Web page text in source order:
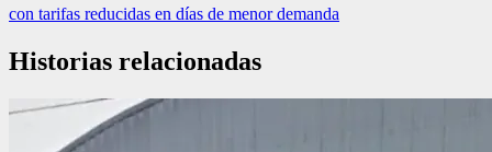
con tarifas reducidas en días de menor demanda
Historias relacionadas